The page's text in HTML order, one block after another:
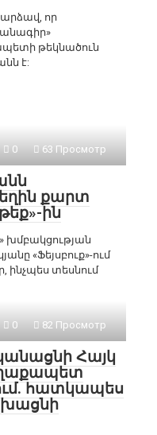
որ
թեկնածուն
է:
0 63 Просмотр
քարտ
ին
խմբակցության
«Ֆեյսբուք»-ում
ինչպես տեսնում
0 82 Просмотр
Հայկ
հատկապես